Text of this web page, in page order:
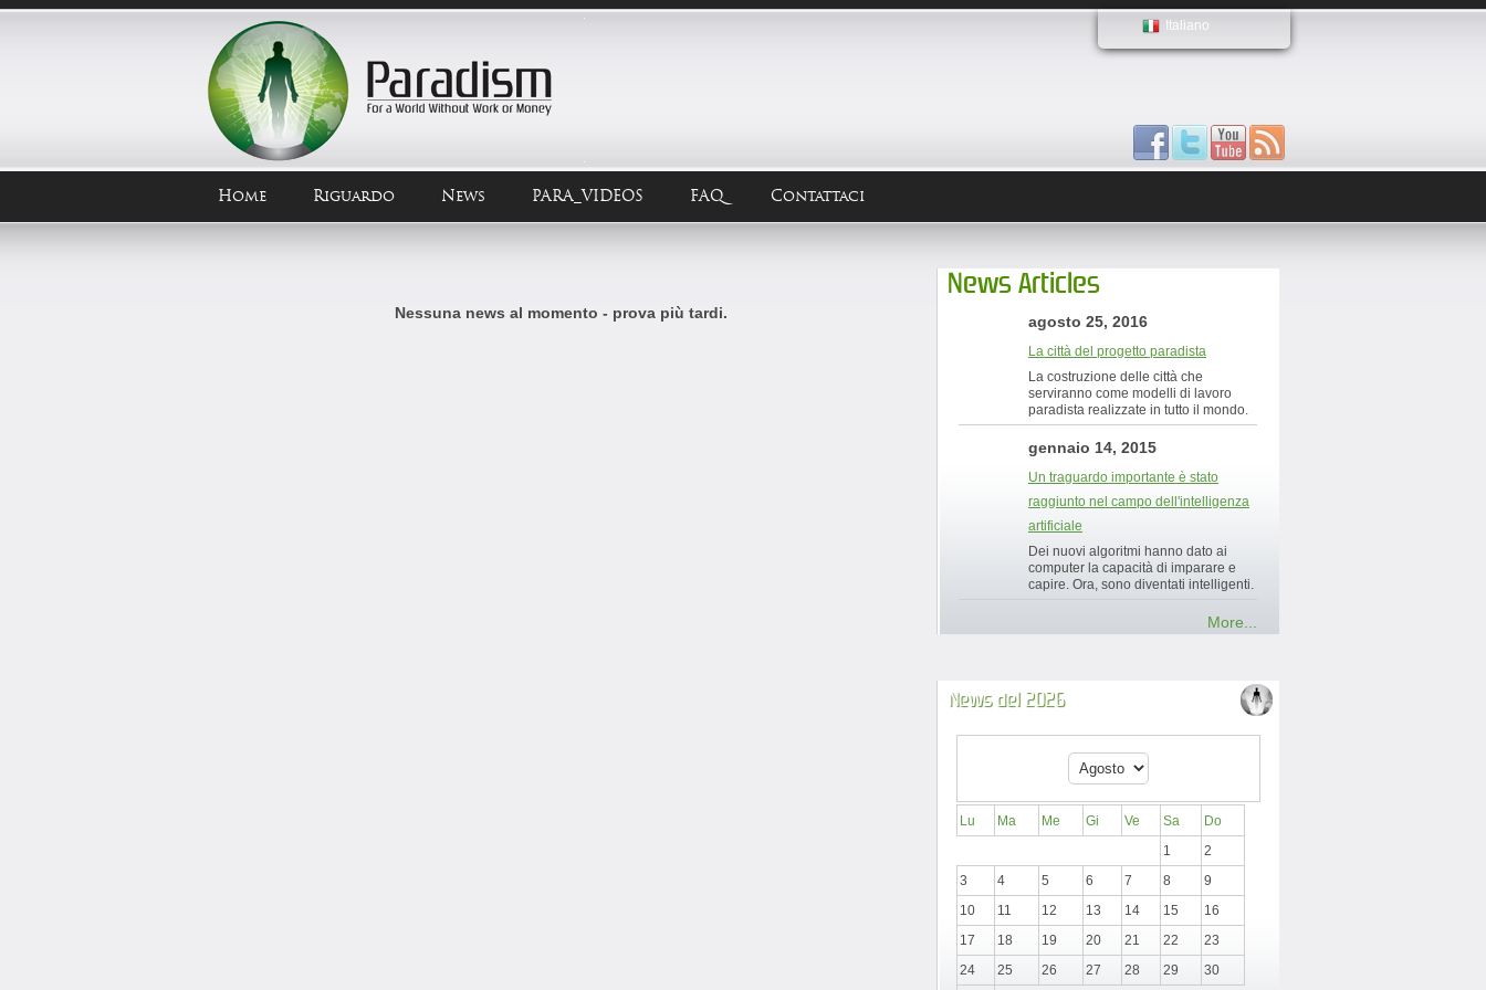
Italiano
Home Riguardo News PARA_VIDEOS FAQ Contattaci
Nessuna news al momento - prova più tardi.
News Articles
agosto 25, 2016
La città del progetto paradista
La costruzione delle città che
serviranno come modelli di lavoro
paradista realizzate in tutto il mondo.
gennaio 14, 2015
Un traguardo importante è stato
raggiunto nel campo dell'intelligenza
artificiale
Dei nuovi algoritmi hanno dato ai
computer la capacità di imparare e
capire. Ora, sono diventati intelligenti.
More...
News del 2026
Lu Ma Me Gi Ve Sa
Do
1
2
3
4 5 6 7 8
9
10
11 12 13 14 15
16
17
18 19 20 21 22
23
24
25 26 27 28 29 30